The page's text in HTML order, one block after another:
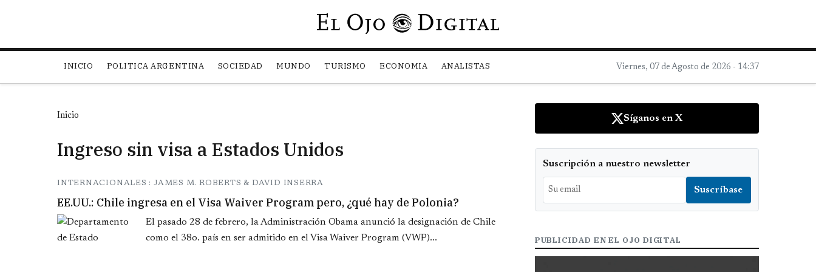
Pasar al contenido principal
INICIO POLITICA ARGENTINA SOCIEDAD MUNDO TURISMO ECONOMIA ANALISTAS Viernes, 07 de Agosto de 2026 - 14:37
Inicio
Ingreso sin visa a Estados Unidos
INTERNACIONALES : JAMES M. ROBERTS & DAVID INSERRA
EE.UU.: Chile ingresa en el Visa Waiver Program pero, ¿qué hay de Polonia?
El pasado 28 de febrero, la Administración Obama anunció la designación de Chile
como el 38o. país en ser admitido en el Visa Waiver Program (VWP)...
Síganos en X
Suscripción a nuestro newsletter
PUBLICIDAD EN EL OJO DIGITAL